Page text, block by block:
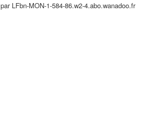
par LFbn-MON-1-584-86.w2-4.abo.wanadoo.fr